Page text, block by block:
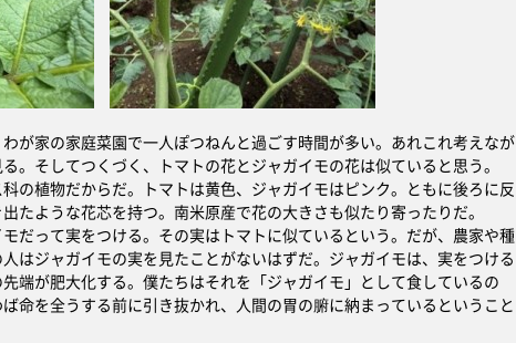
が家の家庭菜園で一人ぽつねんと過ごす時間が多い。あれこれ考えなが
。そしてつくづく、トマトの花とジャガイモの花は似ていると思う。
の植物だからだ。トマトは黄色、ジャガイモはピンク。ともに後ろに反
たような花芯を持つ。南米原産で花の大きさも似たり寄ったりだ。
だって実をつける。その実はトマトに似ているという。だが、農家や種
はジャガイモの実を見たことがないはずだ。ジャガイモは、実をつける
端が肥大化する。僕たちはそれを「ジャガイモ」として食しているの
命を全うする前に引き抜かれ、人間の胃の腑に納まっているということ